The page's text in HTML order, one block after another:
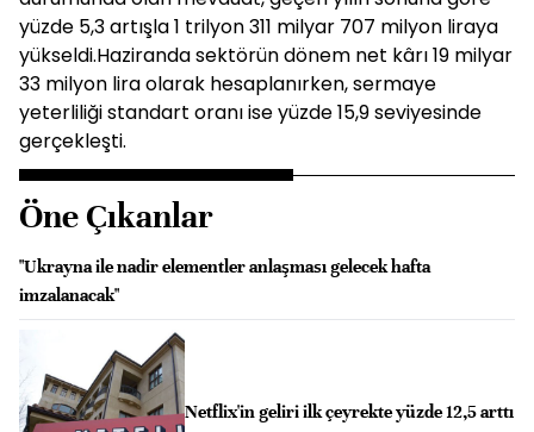
yüzde 5,3 artışla 1 trilyon 311 milyar 707 milyon liraya
yükseldi.Haziranda sektörün dönem net kârı 19 milyar
33 milyon lira olarak hesaplanırken, sermaye
yeterliliği standart oranı ise yüzde 15,9 seviyesinde
gerçekleşti.
Öne Çıkanlar
"Ukrayna ile nadir elementler anlaşması gelecek hafta
imzalanacak"
Netflix'in geliri ilk çeyrekte yüzde 12,5 arttı